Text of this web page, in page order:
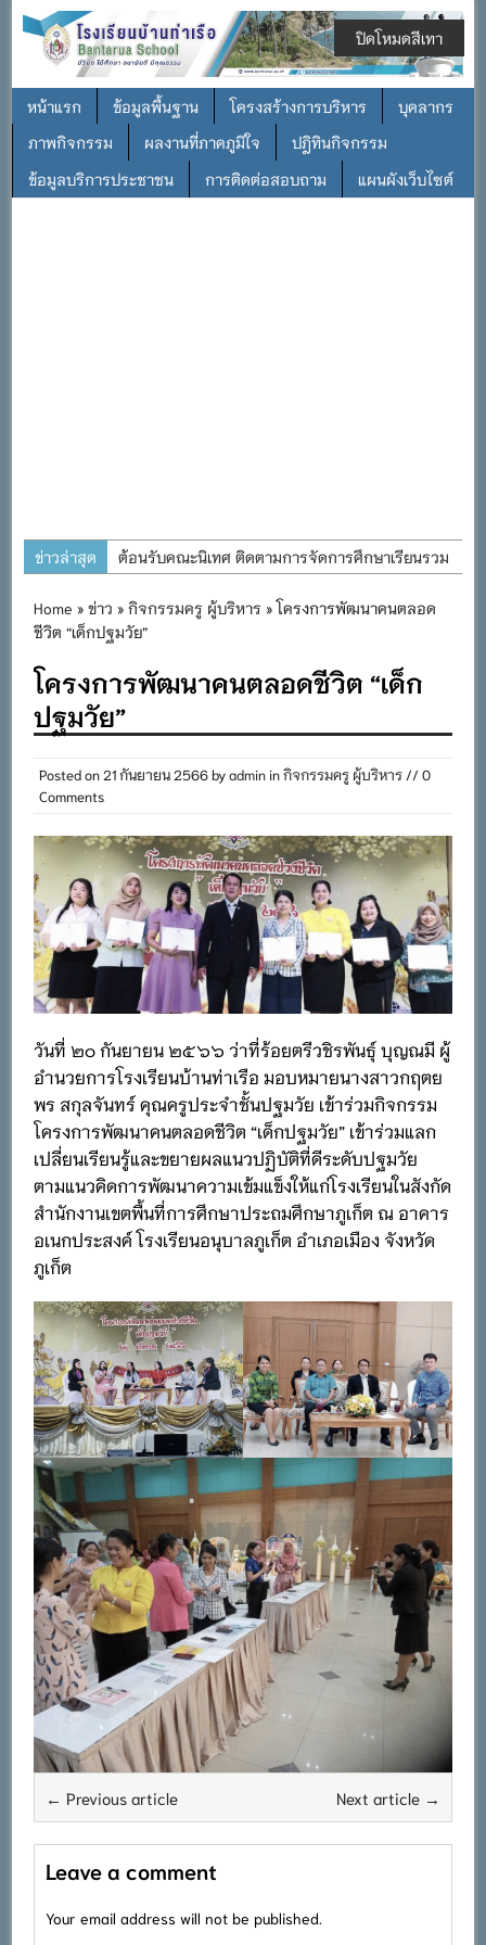
หน้าแรก ข้อมูลพื้นฐาน โครงสร้างการบริหาร
บุคลากร
ภาพกิจกรรม
ผลงานที่ภาคภูมิใจ
ปฎิทินกิจกรรม
ข้อมูลบริการประชาชน
การติดต่อสอบถาม แผนผังเว็บไซต์
ข่าวล่าสุด
ต้อนรับคณะนิเทศ ติดตามการจัดการศึกษาเรียนรวม
การอบรมการจัดทำแผนพัฒนาการจัดการศึกษาและ
สำนักงานเขตพื้นที่การศึกษาประถมศึกษาภูเก็ต
พิธีถวายเครื่องราชสักการะ วางพานพุ่ม และจุด
พระชนมพรรษา พระบาทสมเด็จพระเจ้าอยู่หัว ๒๘
กิจกรรมถวายเทียนพรรษา สืบสานพระพุทธศาสนา
เนื่องในวันอาสาฬหบูชาและวันเข้าพรรษา
กิจกรรม SAFETY FOR KIDS เสริมสร้างวินัยและ
ความปลอดภัยในการใช้รถใช้ถนน
Home »ข่าว »กิจกรรมครู ผู้บริหาร » โครงการพัฒนาคนตลอด
ชีวิต “เด็กปฐมวัย”
โครงการพัฒนาคนตลอดชีวิต “เด็ก
ปฐมวัย”
Posted on21 กันยายน 2566byadmininกิจกรรมครู ผู้บริหาร // 0
Comments
วันที่ ๒๐ กันยายน ๒๕๖๖ ว่าที่ร้อยตรีวชิรพันธุ์ บุญณมี ผู้
อำนวยการโรงเรียนบ้านท่าเรือ มอบหมายนางสาวกฤตย
พร สกุลจันทร์ คุณครูประจำชั้นปฐมวัย เข้าร่วมกิจกรรม
โครงการพัฒนาคนตลอดชีวิต “เด็กปฐมวัย” เข้าร่วมแลก
เปลี่ยนเรียนรู้และขยายผลแนวปฏิบัติที่ดีระดับปฐมวัย
ตามแนวคิดการพัฒนาความเข้มแข็งให้แก่โรงเรียนในสังกัด
สำนักงานเขตพื้นที่การศึกษาประถมศึกษาภูเก็ต ณ อาคาร
อเนกประสงค์ โรงเรียนอนุบาลภูเก็ต อำเภอเมือง จังหวัด
ภูเก็ต
← Previous article Next article →
Leave a comment
Your email address will not be published.
ปิดโหมดสีเทา